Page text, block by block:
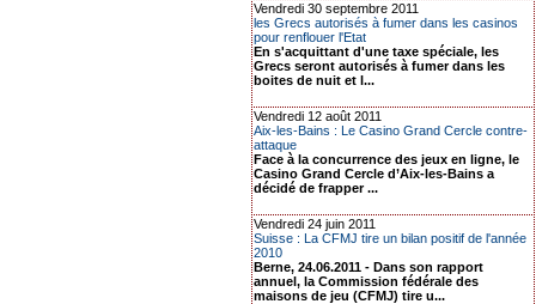
Vendredi 30 septembre 2011
les Grecs autorisés à fumer dans les casinos
pour renflouer l'Etat
En s'acquittant d'une taxe spéciale, les
Grecs seront autorisés à fumer dans les
boites de nuit et l...
Vendredi 12 août 2011
Aix-les-Bains : Le Casino Grand Cercle contre-
attaque
Face à la concurrence des jeux en ligne, le
Casino Grand Cercle d’Aix-les-Bains a
décidé de frapper ...
Vendredi 24 juin 2011
Suisse : La CFMJ tire un bilan positif de l'année
2010
Berne, 24.06.2011 - Dans son rapport
annuel, la Commission fédérale des
maisons de jeu (CFMJ) tire u...